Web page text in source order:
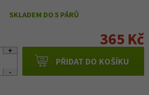
SKLADEM DO 5 PÁRŮ
365 Kč
PŘIDAT DO KOŠÍKU